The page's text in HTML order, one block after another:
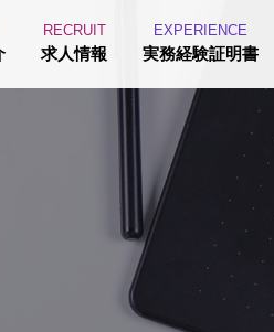
RECRUIT
求人情報
EXPERIENCE
実務経験証明書